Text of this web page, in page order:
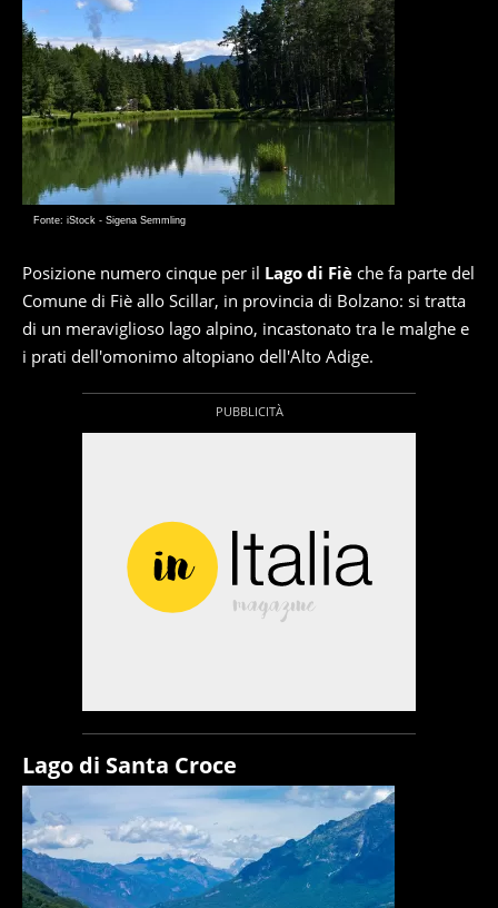
Fonte: iStock - Sigena Semmling
Posizione numero cinque per il Lago di Fiè che fa parte del
Comune di Fiè allo Scillar, in provincia di Bolzano: si tratta
di un meraviglioso lago alpino, incastonato tra le malghe e
i prati dell'omonimo altopiano dell'Alto Adige.
Lago di Santa Croce